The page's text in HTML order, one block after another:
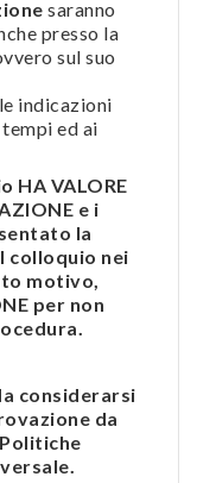
saranno
presso la
sul suo
indicazioni
ed ai
HA VALORE
e i
la
colloquio nei
motivo,
per non
considerarsi
da